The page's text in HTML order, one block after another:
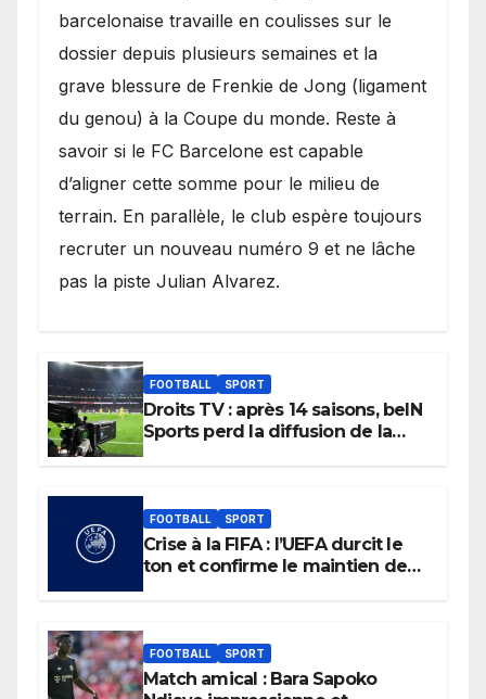
barcelonaise travaille en coulisses sur le
dossier depuis plusieurs semaines et la
grave blessure de Frenkie de Jong (ligament
du genou) à la Coupe du monde. Reste à
savoir si le FC Barcelone est capable
d’aligner cette somme pour le milieu de
terrain. En parallèle, le club espère toujours
recruter un nouveau numéro 9 et ne lâche
pas la piste Julian Alvarez.
FOOTBALL SPORT
Droits TV : après 14 saisons, beIN
Sports perd la diffusion de la
FOOTBALL SPORT
Crise à la FIFA : l’UEFA durcit le
ton et confirme le maintien de
FOOTBALL SPORT
Match amical : Bara Sapoko